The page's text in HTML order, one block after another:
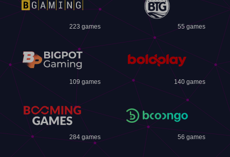
223 games 55 games
109 games 140 games
284 games 56 games